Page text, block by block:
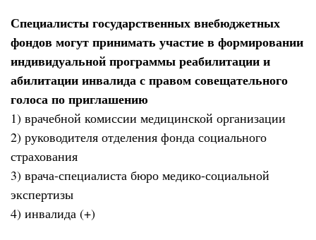
Специалисты государственных внебюджетных
фондов могут принимать участие в формировании
индивидуальной программы реабилитации и
абилитации инвалида с правом совещательного
голоса по приглашению
1) врачебной комиссии медицинской организации
2) руководителя отделения фонда социального
страхования
3) врача-специалиста бюро медико-социальной
экспертизы
4) инвалида (+)